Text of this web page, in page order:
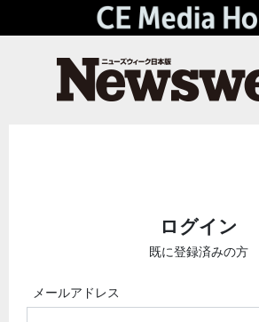
ログイン
既に登録済みの方
メールアドレス